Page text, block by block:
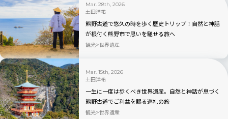
Mar. 28th, 2026
土田洋祐
熊野古道で悠久の時を歩く歴史トリップ！自然と神話
が根付く熊野市で思いを馳せる旅へ
観光 世界遺産
Mar. 15th, 2026
土田洋祐
一生に一度は歩くべき世界遺産。自然と神話が息づく
熊野古道でご利益を賜る巡礼の旅
観光 世界遺産